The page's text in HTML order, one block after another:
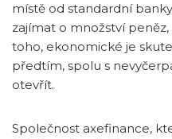
místě od standardní
zajímat o množství
toho, ekonomické je
předtím, spolu s
otevřít.
Společnost axefinance,